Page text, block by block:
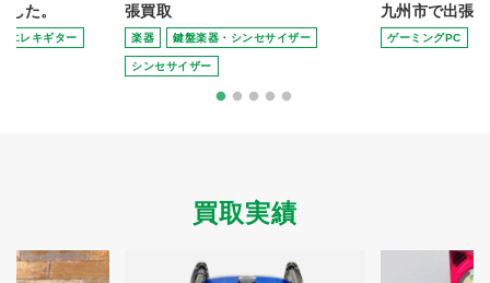
た。
エレキギター
張買取
楽器 鍵盤楽器・シンセサイザー
シンセサイザー
九州市で出張
ゲーミングPC
買取実績